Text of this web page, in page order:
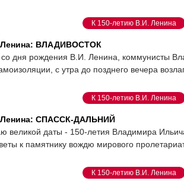
К 150-летию В.И. Ленина
Ленина: ВЛАДИВОСТОК
дня рождения В.И. Ленина, коммунисты
с утра до позднего вечера
К 150-летию В.И. Ленина
Ленина: СПАССК-ДАЛЬНИЙ
великой даты - 150-летия Владимира
к памятнику вождю мирового
К 150-летию В.И. Ленина